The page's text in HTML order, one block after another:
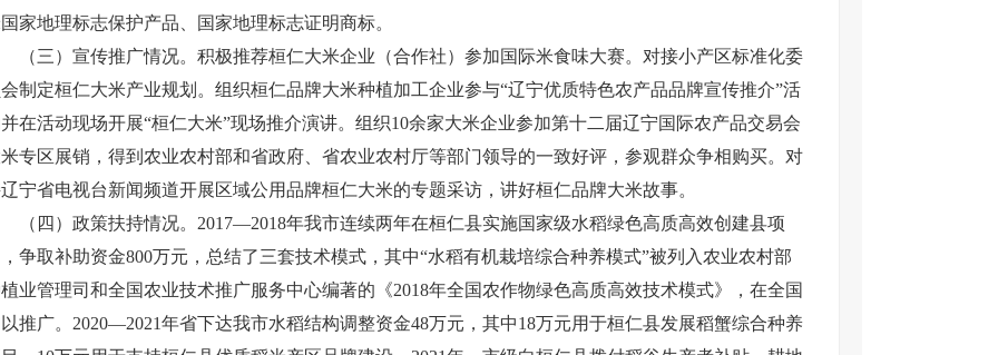
家地理标志保护产品、国家地理标志证明商标。
三）宣传推广情况。积极推荐桓仁大米企业（合作社）参加国际米食味大赛。对接小产区标准化委
会制定桓仁大米产业规划。组织桓仁品牌大米种植加工企业参与“辽宁优质特色农产品品牌宣传推介”活
在活动现场开展“桓仁大米”现场推介演讲。组织10余家大米企业参加第十二届辽宁国际农产品交易会
专区展销，得到农业农村部和省政府、省农业农村厅等部门领导的一致好评，参观群众争相购买。对
宁省电视台新闻频道开展区域公用品牌桓仁大米的专题采访，讲好桓仁品牌大米故事。
四）政策扶持情况。2017—2018年我市连续两年在桓仁县实施国家级水稻绿色高质高效创建县项
，争取补助资金800万元，总结了三套技术模式，其中“水稻有机栽培综合种养模式”被列入农业农村部
业管理司和全国农业技术推广服务中心编著的《2018年全国农作物绿色高质高效技术模式》，在全国
推广。2020—2021年省下达我市水稻结构调整资金48万元，其中18万元用于桓仁县发展稻蟹综合种养